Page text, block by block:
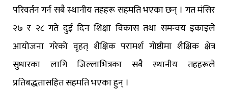
परिवर्तन गर्न सबै स्थानीय तहहरू सहमति भएका छन् । गत मंसिर
२७ र २८ गते दुई दिन शिक्षा विकास तथा समन्वय इकाइले
आयोजना गरेको वृहत् शैक्षिक परामर्श गोष्ठीमा शैक्षिक क्षेत्र
सुधारका लागि जिल्लाभित्रका सबै स्थानीय तहहरूले
प्रतिबद्धतासहित सहमति भएका हुन् ।